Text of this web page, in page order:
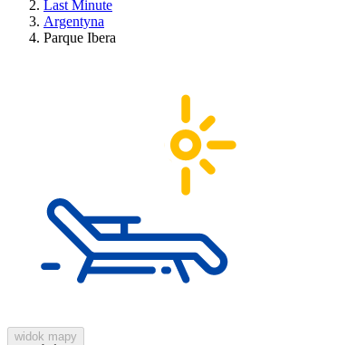
Last Minute
Argentyna
Parque Ibera
widok mapy